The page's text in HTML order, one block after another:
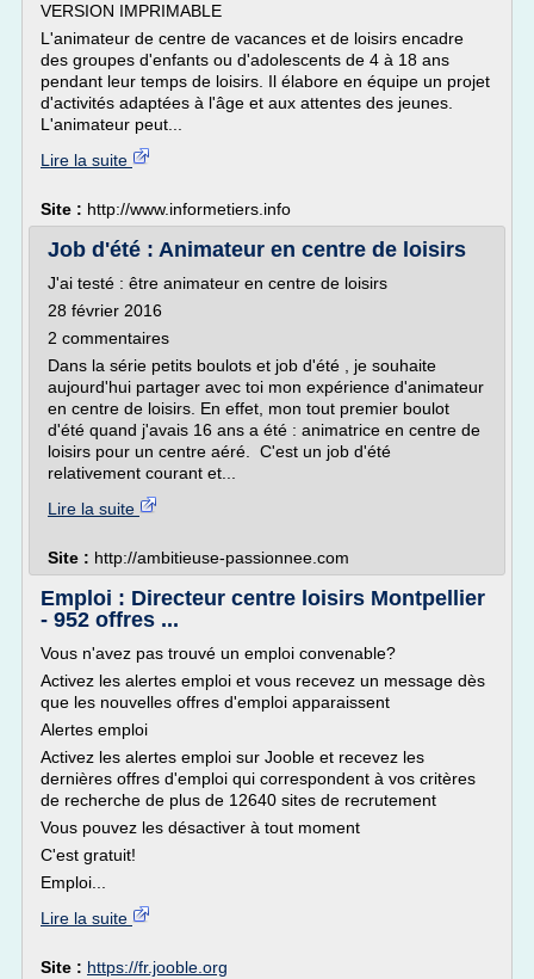
VERSION IMPRIMABLE
L'animateur de centre de vacances et de loisirs encadre
des groupes d'enfants ou d'adolescents de 4 à 18 ans
pendant leur temps de loisirs. Il élabore en équipe un projet
d'activités adaptées à l'âge et aux attentes des jeunes.
L'animateur peut...
Lire la suite
Site : http://www.informetiers.info
Job d'été : Animateur en centre de loisirs
J'ai testé : être animateur en centre de loisirs
28 février 2016
2 commentaires
Dans la série petits boulots et job d'été , je souhaite
aujourd'hui partager avec toi mon expérience d'animateur
en centre de loisirs. En effet, mon tout premier boulot
d'été quand j'avais 16 ans a été : animatrice en centre de
loisirs pour un centre aéré. C'est un job d'été
relativement courant et...
Lire la suite
Site : http://ambitieuse-passionnee.com
Emploi : Directeur centre loisirs Montpellier
- 952 offres ...
Vous n'avez pas trouvé un emploi convenable?
Activez les alertes emploi et vous recevez un message dès
que les nouvelles offres d'emploi apparaissent
Alertes emploi
Activez les alertes emploi sur Jooble et recevez les
dernières offres d'emploi qui correspondent à vos critères
de recherche de plus de 12640 sites de recrutement
Vous pouvez les désactiver à tout moment
C'est gratuit!
Emploi...
Lire la suite
Site : https://fr.jooble.org